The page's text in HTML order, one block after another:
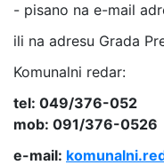
- pisano na e-mail
ili na adresu Grada
Komunalni redar:
tel: 049/376-052
mob: 091/376-0526
e-mail: